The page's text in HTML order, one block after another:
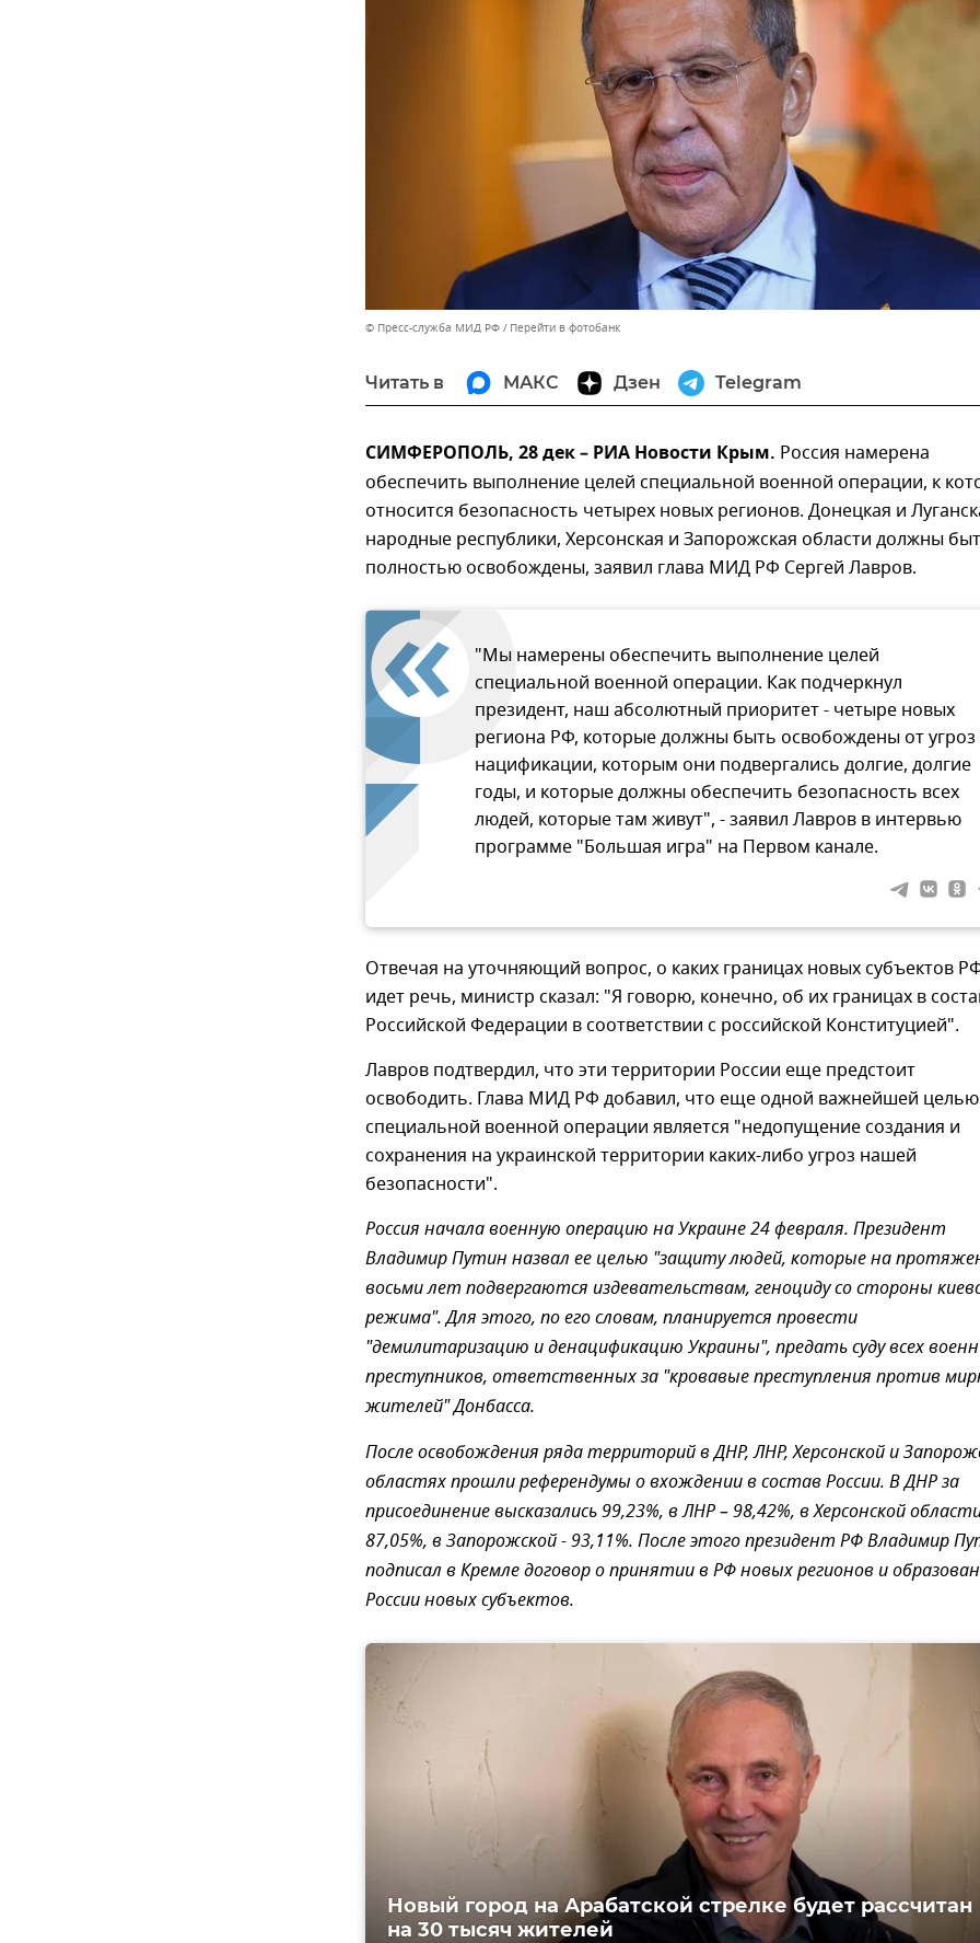
© Пресс-служба МИД РФ Перейти в фотобанк
Читать в МАКС Дзен Telegram
СИМФЕРОПОЛЬ, 28 дек – РИА Новости Крым. Россия намерена
обеспечить выполнение целей специальной военной операции, к
относится безопасность четырех новых регионов. Донецкая и
народные республики, Херсонская и Запорожская области должны
полностью освобождены, заявил глава МИД РФ Сергей Лавров.
"Мы намерены обеспечить выполнение целей
специальной военной операции. Как подчеркнул
президент, наш абсолютный приоритет - четыре новых
региона РФ, которые должны быть освобождены от угроз
нацификации, которым они подвергались долгие, долгие
годы, и которые должны обеспечить безопасность всех
людей, которые там живут", - заявил Лавров в интервью
программе "Большая игра" на Первом канале.
Отвечая на уточняющий вопрос, о каких границах новых субъектов
идет речь, министр сказал: "Я говорю, конечно, об их границах в
Российской Федерации в соответствии с российской Конституцией".
Лавров подтвердил, что эти территории России еще предстоит
освободить. Глава МИД РФ добавил, что еще одной важнейшей целью
специальной военной операции является "недопущение создания и
сохранения на украинской территории каких-либо угроз нашей
безопасности".
Россия начала военную операцию на Украине 24 февраля. Президент
Владимир Путин назвал ее целью "защиту людей, которые на
восьми лет подвергаются издевательствам, геноциду со стороны
режима". Для этого, по его словам, планируется провести
"демилитаризацию и денацификацию Украины", предать суду всех
преступников, ответственных за "кровавые преступления против
жителей" Донбасса.
После освобождения ряда территорий в ДНР, ЛНР, Херсонской и
областях прошли референдумы о вхождении в состав России. В ДНР за
присоединение высказались 99,23%, в ЛНР – 98,42%, в Херсонской
87,05%, в Запорожской - 93,11%. После этого президент РФ Владимир
подписал в Кремле договор о принятии в РФ новых регионов и
России новых субъектов.
Новый город на Арабатской стрелке будет рассчитан
на 30 тысяч жителей